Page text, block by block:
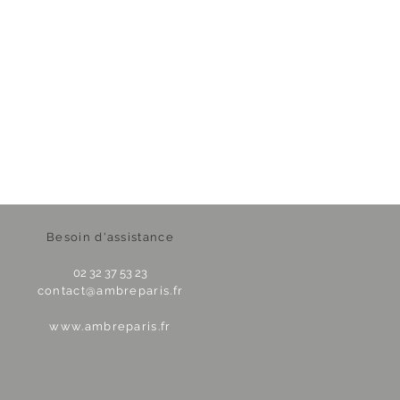
Besoin d'assistance
02 32 37 53 23
contact@ambreparis.fr
www.ambreparis.fr